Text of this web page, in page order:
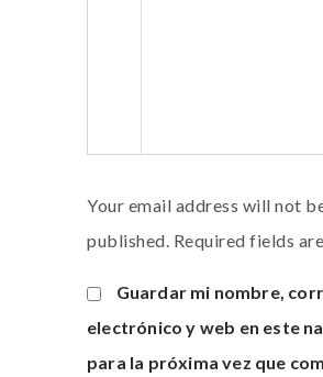
Your email address will not
published. Required fields
Guardar mi nombre,
electrónico y web en este
para la próxima vez que